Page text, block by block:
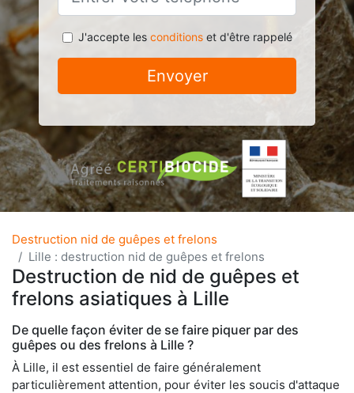
J'accepte les conditionset d'être rappelé
Envoyer
Destruction nid de guêpes et frelons
Lille : destruction nid de guêpes et frelons
Destruction de nid de guêpes et
frelons asiatiques à Lille
De quelle façon éviter de se faire piquer par des
guêpes ou des frelons à Lille ?
À Lille, il est essentiel de faire généralement
particulièrement attention, pour éviter les soucis d'attaque